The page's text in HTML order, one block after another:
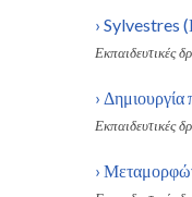
› Sylvestres
Εκπαιδευτικές
› Δημιουργία
Εκπαιδευτικές
›